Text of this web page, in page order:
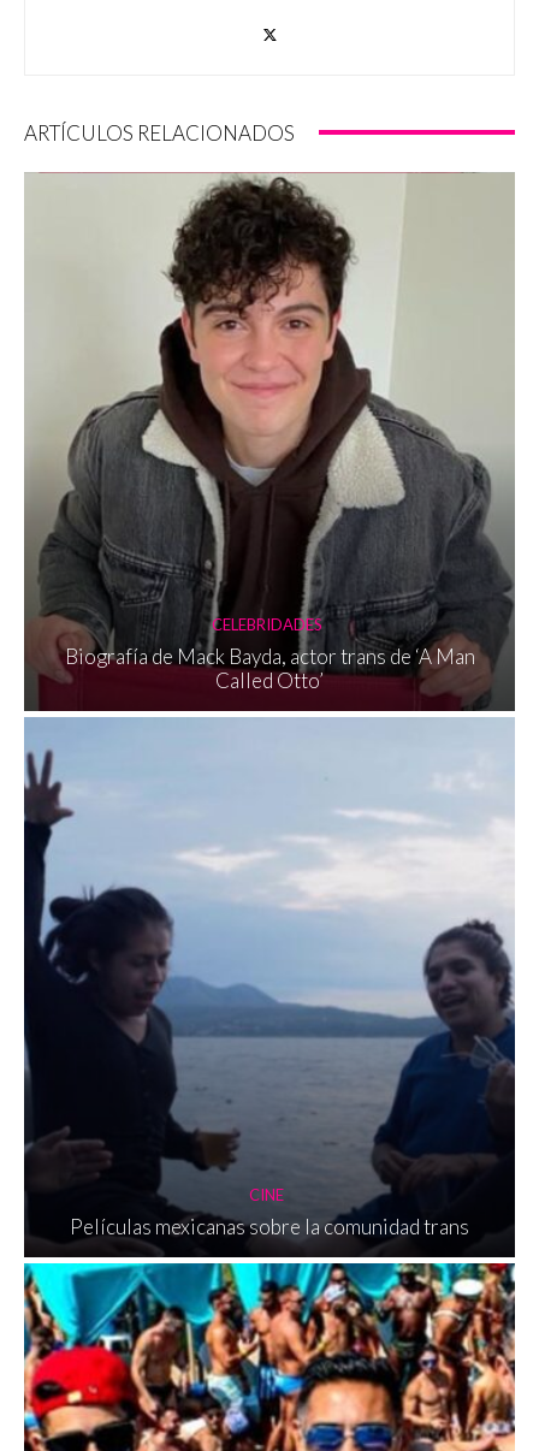
ARTÍCULOS RELACIONADOS
CELEBRIDADES
Biografía de Mack Bayda, actor trans de ‘A Man
Called Otto’
CINE
Películas mexicanas sobre la comunidad trans